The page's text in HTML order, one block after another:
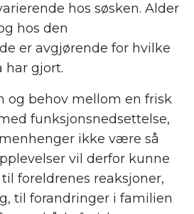
hos søsken. Alder
hos den
er avgjørende for hvilke
har gjort.
og behov mellom en frisk
funksjonsnedsettelse,
ikke være så
vil derfor kunne
foreldrenes reaksjoner,
til forandringer i familien